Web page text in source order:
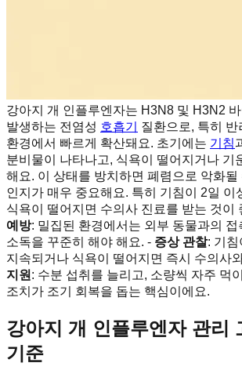
강아지 개 인플루엔자는 H3N8 및 H3N2
발생하는 전염성 호흡기
질환으로, 특히 반
환경에서 빠르게 확산돼요. 초기에는 기침
분비물이 나타나고, 식욕이 떨어지거나 기
해요. 이 상태를 방치하면 폐렴으로 악화될
인지가 매우 중요해요. 특히 기침이 2일 이
식욕이 떨어지면 수의사 진료를 받는 것이
예방: 밀집된 환경에서는 외부 동물과의 접
소독을 꾸준히 해야 해요. - 증상 관찰: 기침
지속되거나 식욕이 떨어지면 즉시 수의사
지원 : 수분 섭취를 늘리고, 소량씩 자주 먹
조치가 조기 회복을 돕는 핵심이에요.
강아지 개 인플루엔자 관리
기준